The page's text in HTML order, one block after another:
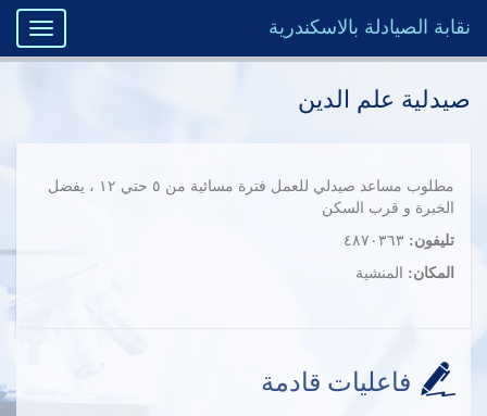
Toggle
نقابة الصيادلة بالاسكندرية
صيدلية علم الدين
مطلوب مساعد صيدلي للعمل فترة مسائية من ٥ حتي ١٢ ، يفضل
الخبرة و قرب السكن
تليفون:
المكان:
المنشية
فاعليات قادمة